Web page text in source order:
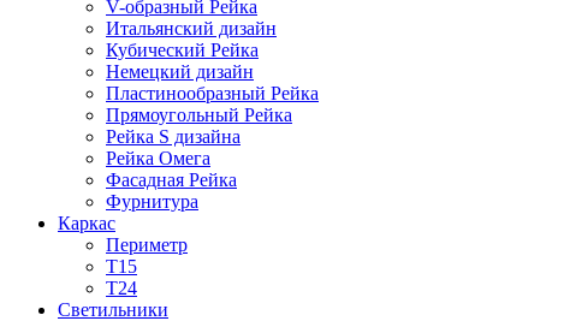
V-образный Рейка
Итальянский дизайн
Кубический Рейка
Немецкий дизайн
Пластинообразный Рейка
Прямоугольный Рейка
Рейка S дизайна
Рейка Омега
Фасадная Рейка
Фурнитура
Каркас
Периметр
Т15
Т24
Светильники